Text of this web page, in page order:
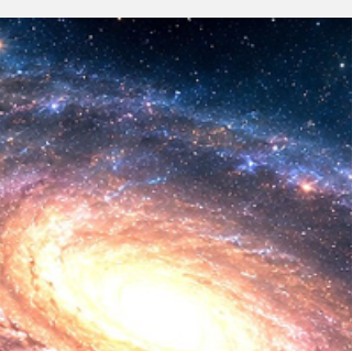
la existencia?... “SpudCell”, una célula
sintética desarrollada en laboratorio abre
nueva era científica que desafía nuestras
ideas sobre la creación... ¿Podemos crear
biológica? Durante siglos creímos que la
mayor aspiración de la inteligencia humana
consistía en comprender la vida. Hoy
comienza a aparecer una posibilidad todavía
más desconcer